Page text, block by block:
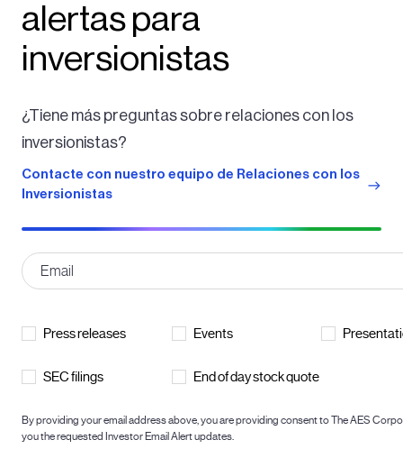
alertas para
inversionistas
¿Tiene más preguntas sobre relaciones con los
inversionistas?
Contacte con nuestro equipo de Relaciones con los
Inversionistas